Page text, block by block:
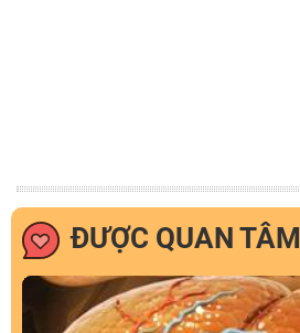
ĐƯỢC QUAN TÂM